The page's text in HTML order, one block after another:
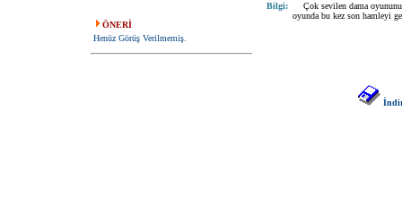
ÖNERİ
Henüz Görüş Verilmemiş.
Bilgi:
Çok sevilen dama oyununu
oyunda bu kez son hamleyi